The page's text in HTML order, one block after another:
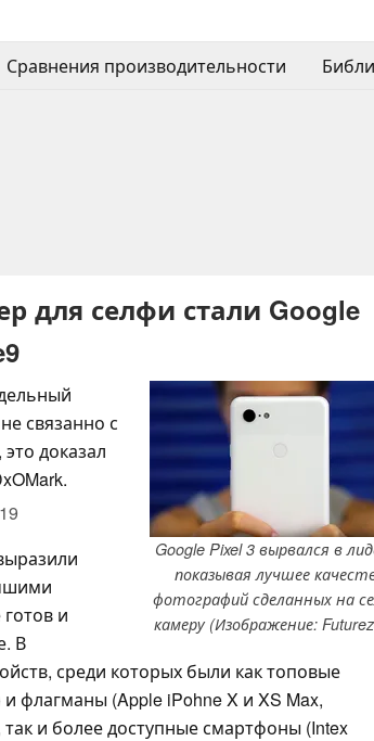
Сравнения производительности
для селфи стали Google
Google Pixel 3 вырвался в
показывая лучшее
фотографий сделанных на
камеру (Изображение:
связанно с
доказал
и
В
среди которых были как топовые
флагманы (Apple iPohne X и XS Max,
так и более доступные смартфоны (Intex